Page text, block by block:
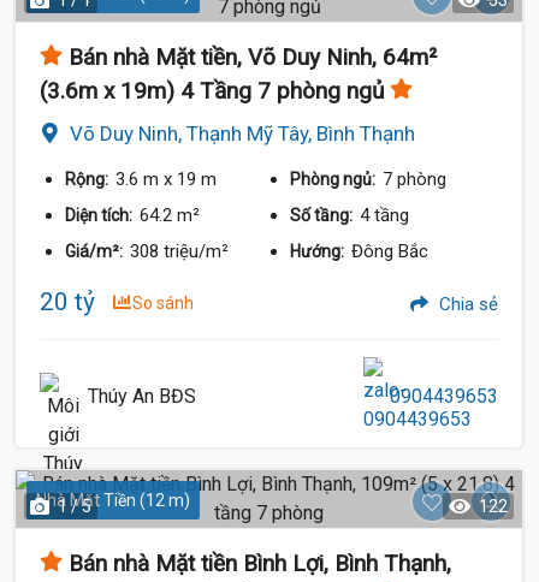
20 Tỷ
20 Tỷ
Bán nhà Mặt tiền, Võ Duy Ninh, 64m²
(3.6m x 19m) 4 Tầng 7 phòng ngủ
Võ Duy Ninh, Thạnh Mỹ Tây, Bình Thạnh
Rộng: 3.6 m x 19 m Phòng ngủ: 7 phòng
Diện tích: 64.2 m² Số tầng: 4 tầng
Giá/m²: 308 triệu/m² Hướng: Đông Bắc
20 tỷ So sánh Chia sẻ
Thúy An BĐS 0904439653
Nhà Mặt Tiền (12 m)
1 / 5 122
Bán nhà Mặt tiền Bình Lợi, Bình Thạnh,